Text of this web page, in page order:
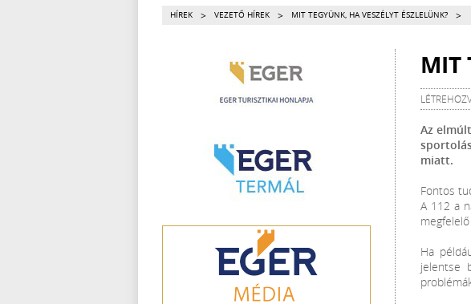
HÍREK > VEZETŐ HÍREK > MIT TEGYÜNK, HA VESZÉLYT ÉSZLELÜNK? >
MIT
Az
miatt.
Fontos
A 112 a
Ha
jelentse